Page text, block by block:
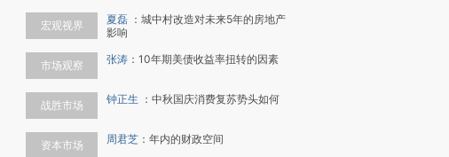
宏观视界 夏磊 ： 城中村改造对未来5年的房地产
影响
市场观察 张涛 ： 10年期美债收益率扭转的因素
战胜市场 钟正生 ： 中秋国庆消费复苏势头如何
资本市场 周君芝 ： 年内的财政空间